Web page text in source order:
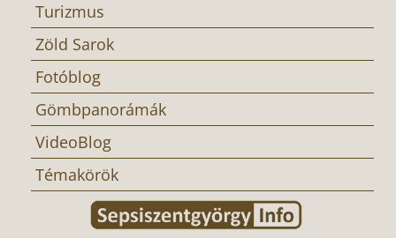
Turizmus
Zöld Sarok
Fotóblog
Gömbpanorámák
VideoBlog
Témakörök